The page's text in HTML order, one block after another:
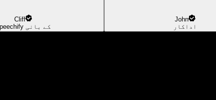
Cliff
Speechify کے بانی
John
اداکار